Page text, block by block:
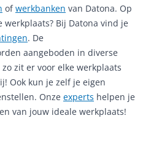
ofwerkbanken van Datona. Op
werkplaats? Bij Datona vind je
. De
aangeboden in diverse
zit er voor elke werkplaats
Ook kun je zelf je eigen
Onze experts helpen je
van jouw ideale werkplaats!